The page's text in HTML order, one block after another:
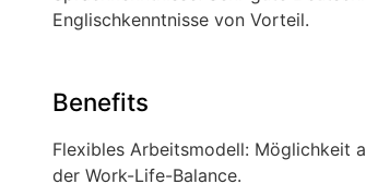
Englischkenntnisse von Vorteil.
Benefits
Flexibles Arbeitsmodell: Möglichkeit
der Work-Life-Balance.